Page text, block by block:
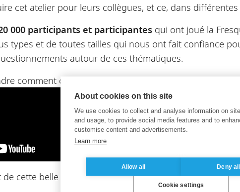
cet atelier pour leurs collègues, et ce, dans
000 participants et participantes qui ont joué la
types et de toutes tailles qui nous ont fait confiance
autour de ces thématiques.
comment cet outil peut être déployé, voici une vidéo
de cette belle aventure, et nous sommes convaincus
About cookies on this site
We use cookies to collect and analyse information on
and usage, to provide social media features and to
customise content and advertisements.
Learn more
Allow all Deny all
Cookie settings